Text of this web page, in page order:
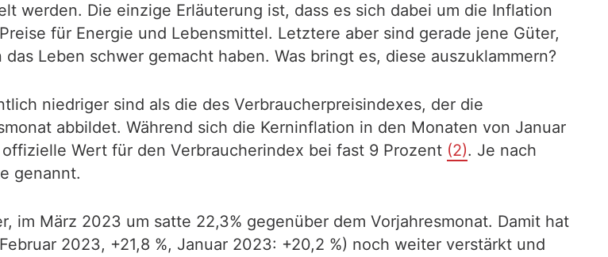
werden. Die einzige Erläuterung ist, dass es sich dabei um die Inflation
für Energie und Lebensmittel. Letztere aber sind gerade jene Güter,
Leben schwer gemacht haben. Was bringt es, diese auszuklammern?
niedriger sind als die des Verbraucherpreisindexes, der die
abbildet. Während sich die Kerninflation in den Monaten von Januar
Wert für den Verbraucherindex bei fast 9 Prozent (2). Je nach
genannt.
März 2023 um satte 22,3% gegenüber dem Vorjahresmonat. Damit hat
2023, +21,8 %, Januar 2023: +20,2 %) noch weiter verstärkt und